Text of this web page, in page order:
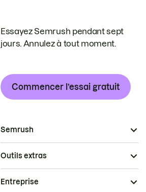
Essayez Semrush pendant sept
jours. Annulez à tout moment.
Commencer l’essai gratuit
Semrush
Outils extras
Entreprise